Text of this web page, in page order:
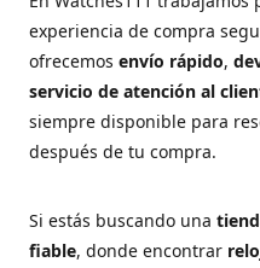
experiencia de compra
ofrecemos envío rápido,
servicio de atención al
siempre disponible para
después de tu compra.
Si estás buscando una
fiable, donde encontrar